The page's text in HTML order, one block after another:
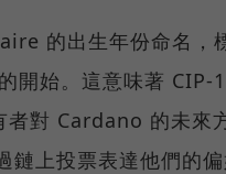
的出生年份命名，
開始。這意味著 CIP-
者對 Cardano 的未來
鏈上投票表達他們的偏